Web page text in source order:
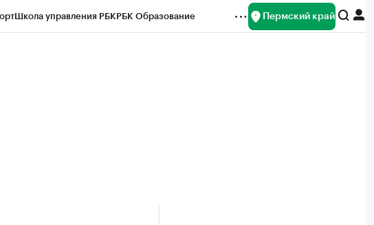
Школа управления РБКРБК Образование Пермский край